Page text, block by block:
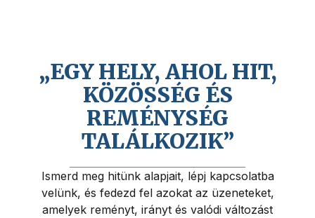
„EGY HELY, AHOL HIT,
KÖZÖSSÉG ÉS
REMÉNYSÉG
TALÁLKOZIK”
Ismerd meg hitünk alapjait, lépj kapcsolatba
velünk, és fedezd fel azokat az üzeneteket,
amelyek reményt, irányt és valódi változást